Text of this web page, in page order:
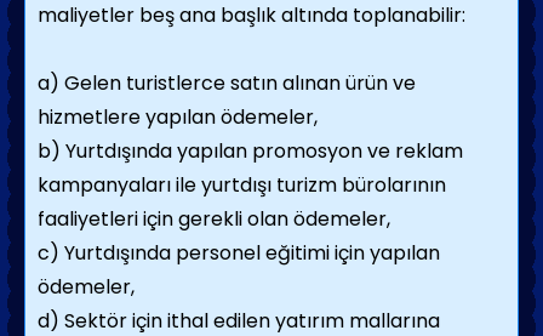
maliyetler beş ana başlık altında toplanabilir:
a) Gelen turistlerce satın alınan ürün ve
hizmetlere yapılan ödemeler,
b) Yurtdışında yapılan promosyon ve reklam
kampanyaları ile yurtdışı turizm bürolarının
faaliyetleri için gerekli olan ödemeler,
c) Yurtdışında personel eğitimi için yapılan
ödemeler,
d) Sektör için ithal edilen yatırım mallarına